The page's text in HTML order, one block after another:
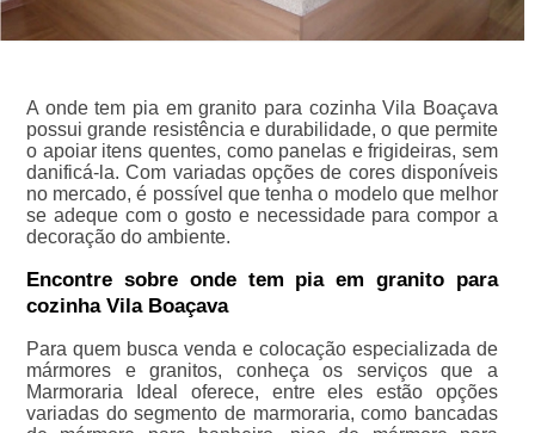
A onde tem pia em granito para cozinha Vila Boaçava
possui grande resistência e durabilidade, o que permite
o apoiar itens quentes, como panelas e frigideiras, sem
danificá-la. Com variadas opções de cores disponíveis
no mercado, é possível que tenha o modelo que melhor
se adeque com o gosto e necessidade para compor a
decoração do ambiente.
Encontre sobre onde tem pia em granito para
cozinha Vila Boaçava
Para quem busca venda e colocação especializada de
mármores e granitos, conheça os serviços que a
Marmoraria Ideal oferece, entre eles estão opções
variadas do segmento de marmoraria, como bancadas